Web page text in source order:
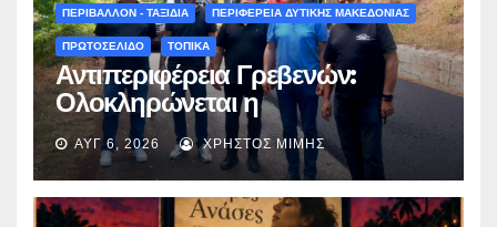
ΠΕΡΙΒΑΛΛΟΝ - ΤΑΞΙΔΙΑ ΠΕΡΙΦΕΡΕΙΑ ΔΥΤΙΚΗΣ ΜΑΚΕΔΟΝΙΑΣ
ΠΡΩΤΟΣΕΛΙΔΟ ΤΟΠΙΚΑ
Αντιπεριφέρεια Γρεβενών:
Ολοκληρώνεται η
ασφαλτόστρωση της οδού
Περιβόλι – Αβδέλλα
ΑΥΓ 6, 2026 ΧΡΉΣΤΟΣ ΜΊΜΗΣ